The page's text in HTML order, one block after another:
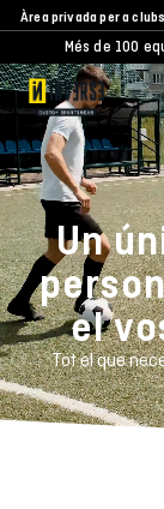
Àrea privada per a clubs
Més de 100
Un
el
Tot el que